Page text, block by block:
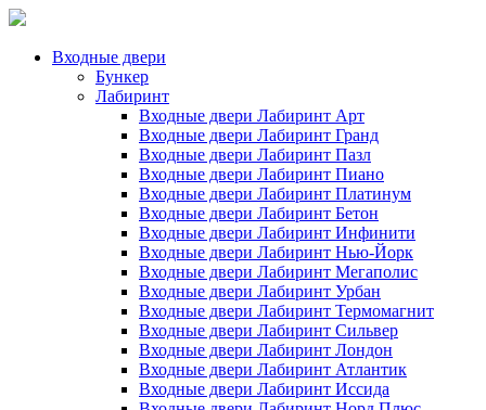
Входные двери
Бункер
Лабиринт
Входные двери Лабиринт Арт
Входные двери Лабиринт Гранд
Входные двери Лабиринт Пазл
Входные двери Лабиринт Пиано
Входные двери Лабиринт Платинум
Входные двери Лабиринт Бетон
Входные двери Лабиринт Инфинити
Входные двери Лабиринт Нью-Йорк
Входные двери Лабиринт Мегаполис
Входные двери Лабиринт Урбан
Входные двери Лабиринт Термомагнит
Входные двери Лабиринт Сильвер
Входные двери Лабиринт Лондон
Входные двери Лабиринт Атлантик
Входные двери Лабиринт Иссида